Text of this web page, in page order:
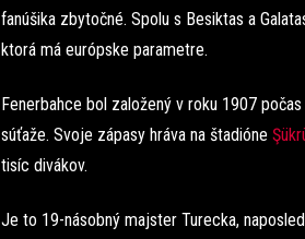
fanúšika zbytočné. Spolu s Besiktas a
ktorá má európske parametre.
Fenerbahce bol založený v roku 1907
súťaže. Svoje zápasy hráva na štadióne
tisíc divákov.
Je to 19-násobný majster Turecka,